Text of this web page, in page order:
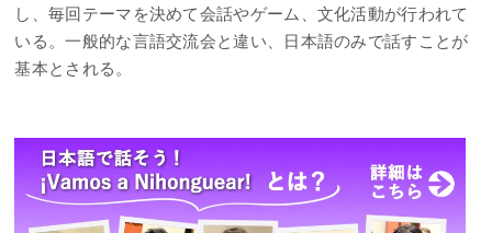
し、毎回テーマを決めて会話やゲーム、文化活動が行われて
いる。一般的な言語交流会と違い、日本語のみで話すことが
基本とされる。